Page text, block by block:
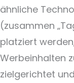
ähnliche
(zusammen
platziert
Werbeinhalten
zielgerichtet